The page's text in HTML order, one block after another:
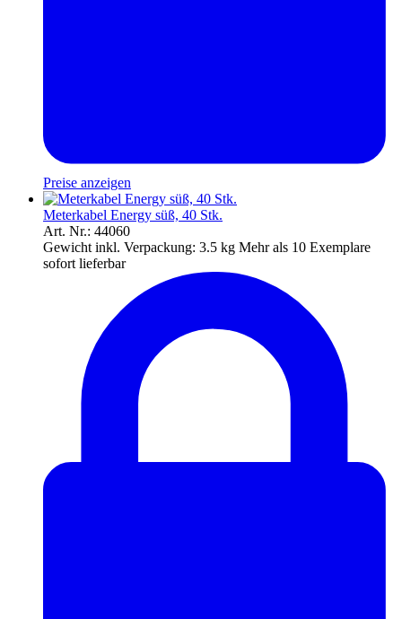
Preise anzeigen
Meterkabel Energy süß, 40 Stk.
Art. Nr.: 44060
Gewicht inkl. Verpackung: 3.5 kg Mehr als 10 Exemplare
sofort lieferbar